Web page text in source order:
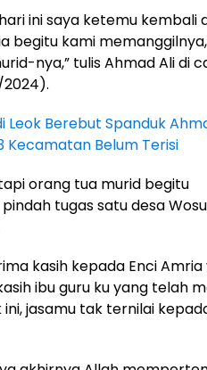
ini saya ketemu kembali
begitu kami
nya,” tulis Ahmad Ali di
2024).
Leok Berebut Spanduk
Kecamatan Belum Terisi
orang tua murid begitu
tugas satu desa Wosu
kasih kepada Enci Amria
ibu guru ku yang telah
jasamu tak ternilai